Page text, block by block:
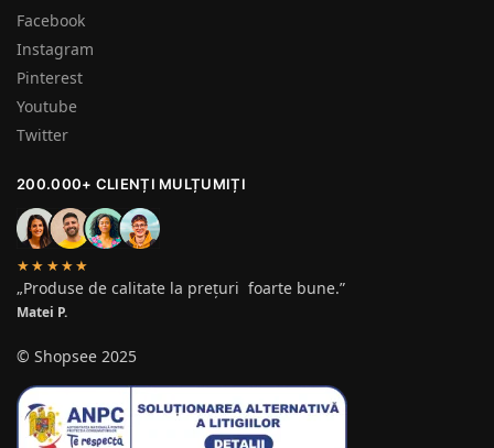
Facebook
Instagram
Pinterest
Youtube
Twitter
200.000+ CLIENȚI MULȚUMIȚI
★★★★★
„Produse de calitate la prețuri foarte bune.”
Matei P.
© Shopsee 2025